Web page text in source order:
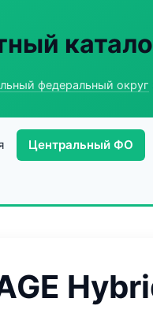
федеральный округ
Центральный ФО